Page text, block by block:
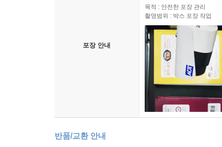
포장 안내
목적 : 안전한 포장 관리
촬영범위 : 박스 포장 작업
반품/교환 안내